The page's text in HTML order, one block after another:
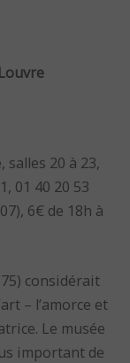
salles 20 à 23,
01 40 20 53
6€ de 18h à
considérait
– l’amorce et
Le musée
important de